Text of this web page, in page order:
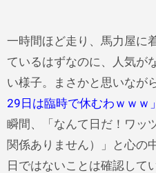
一時間ほど走り、馬力屋に
ているはずなのに、人気が
い様子。まさかと思いなが
29日は臨時で休むわｗｗｗ」
瞬間、「なんて日だ！ワッ
関係ありません）」と心の
日ではないことは確認して